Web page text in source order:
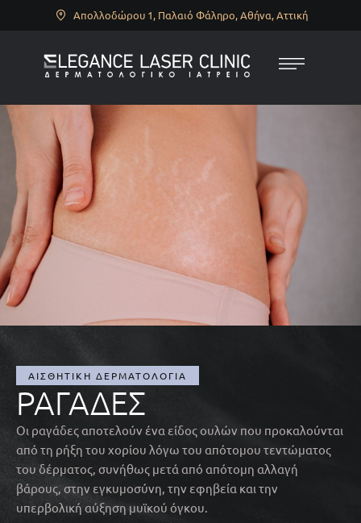
Απολλοδώρου 1, Παλαιό Φάληρο, Αθήνα, Αττική
ΑΙΣΘΗΤΙΚΉ ΔΕΡΜΑΤΟΛΟΓΊΑ
ΡΑΓΆΔΕΣ
Οι ραγάδες αποτελούν ένα είδος ουλών που προκαλούνται
από τη ρήξη του χορίου λόγω του απότομου τεντώματος
του δέρματος, συνήθως μετά από απότομη αλλαγή
βάρους, στην εγκυμοσύνη, την εφηβεία και την
υπερβολική αύξηση μυϊκού όγκου.